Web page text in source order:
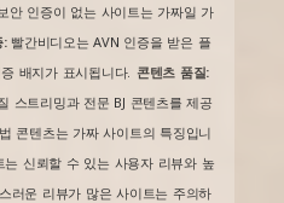
안 인증이 없는 사이트는 가짜일 가
:빨간비디오는 AVN 인증을 받은 플
배지가 표시됩니다. 콘텐츠 품질:
스트리밍과 전문 BJ 콘텐츠를 제공
콘텐츠는 가짜 사이트의 특징입니
는 신뢰할 수 있는 사용자 리뷰와 높
러운 리뷰가 많은 사이트는 주의하